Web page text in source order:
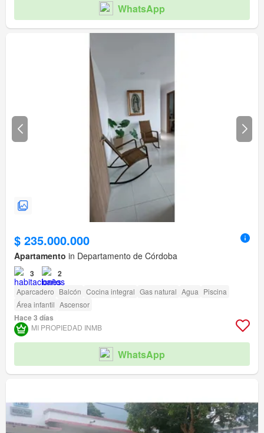
WhatsApp
$ 235.000.000
Apartamento in Departamento de Córdoba
3 2
Aparcadero Balcón Cocina integral Gas natural Agua Piscina
Área infantil Ascensor
Hace 3 días
MI PROPIEDAD INMB
WhatsApp